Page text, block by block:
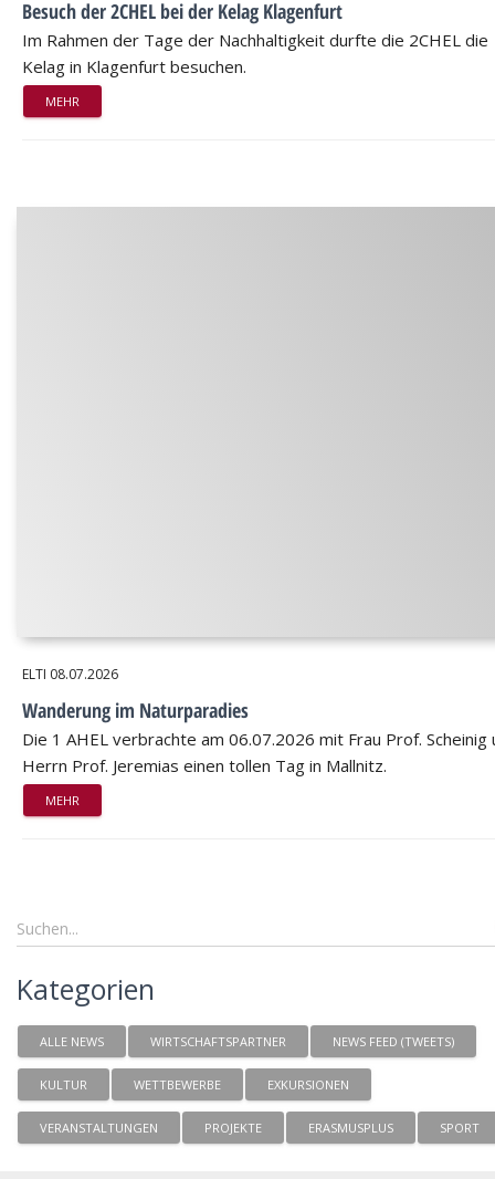
Besuch der 2CHEL bei der Kelag Klagenfurt
Im Rahmen der Tage der Nachhaltigkeit durfte die 2CHEL die
Kelag in Klagenfurt besuchen.
MEHR
ELTI 08.07.2026
Wanderung im Naturparadies
Die 1 AHEL verbrachte am 06.07.2026 mit Frau Prof. Scheinig
Herrn Prof. Jeremias einen tollen Tag in Mallnitz.
MEHR
Kategorien
ALLE NEWS WIRTSCHAFTSPARTNER NEWS FEED (TWEETS)
KULTUR WETTBEWERBE EXKURSIONEN
VERANSTALTUNGEN PROJEKTE ERASMUSPLUS SPORT